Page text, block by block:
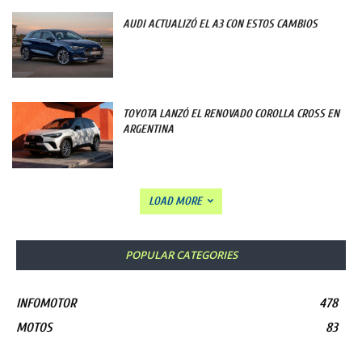
AUDI ACTUALIZÓ EL A3 CON ESTOS CAMBIOS
TOYOTA LANZÓ EL RENOVADO COROLLA CROSS EN
ARGENTINA
LOAD MORE
POPULAR CATEGORIES
INFOMOTOR
478
MOTOS
83